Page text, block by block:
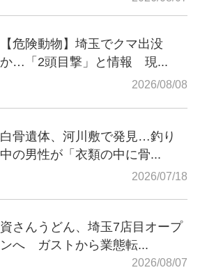
【危険動物】埼玉でクマ出没
か…「2頭目撃」と情報 現...
2026/08/08
白骨遺体、河川敷で発見…釣り
中の男性が「衣類の中に骨...
2026/07/18
資さんうどん、埼玉7店目オープ
ンへ ガストから業態転...
2026/08/07